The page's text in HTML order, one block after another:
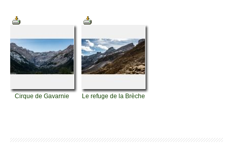
Cirque de Gavarnie Le refuge de la Brèche